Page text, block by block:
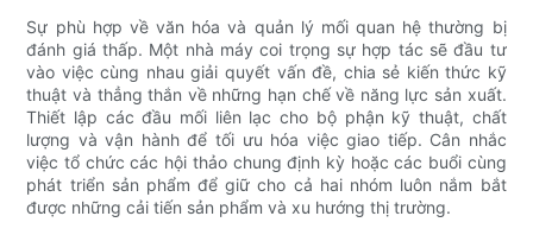
Sự phù hợp về văn hóa và quản lý mối quan hệ thường bị
đánh giá thấp. Một nhà máy coi trọng sự hợp tác sẽ đầu tư
vào việc cùng nhau giải quyết vấn đề, chia sẻ kiến ​​thức kỹ
thuật và thẳng thắn về những hạn chế về năng lực sản xuất.
Thiết lập các đầu mối liên lạc cho bộ phận kỹ thuật, chất
lượng và vận hành để tối ưu hóa việc giao tiếp. Cân nhắc
việc tổ chức các hội thảo chung định kỳ hoặc các buổi cùng
phát triển sản phẩm để giữ cho cả hai nhóm luôn nắm bắt
được những cải tiến sản phẩm và xu hướng thị trường.